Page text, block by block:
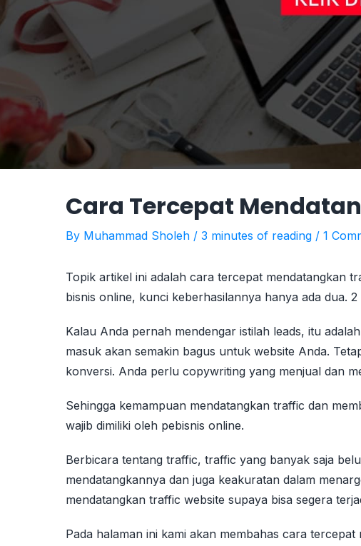
Cara Tercepat
By Muhammad Sholeh / 3 minutes of reading / 1
Topik artikel ini adalah cara tercepat mendatangkan
bisnis online, kunci keberhasilannya hanya ada dua.
Kalau Anda pernah mendengar istilah leads, itu
masuk akan semakin bagus untuk website Anda.
konversi. Anda perlu copywriting yang menjual dan
Sehingga kemampuan mendatangkan traffic dan
wajib dimiliki oleh pebisnis online.
Berbicara tentang traffic, traffic yang banyak saja
mendatangkannya dan juga keakuratan dalam
mendatangkan traffic website supaya bisa segera
Pada halaman ini kami akan membahas cara